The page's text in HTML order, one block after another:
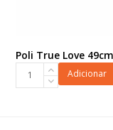
Poli True Love
Poli
Adicionar